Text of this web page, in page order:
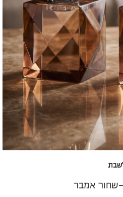
שחור אמבר